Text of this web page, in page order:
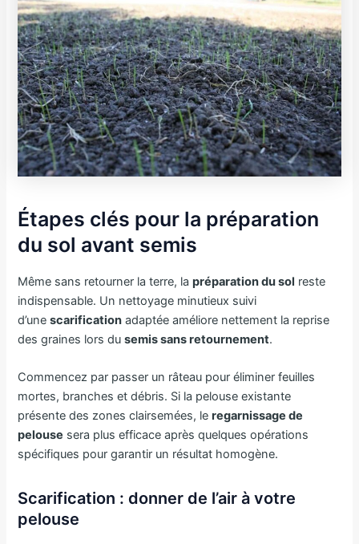
Étapes clés pour la préparation
du sol avant semis
Même sans retourner la terre, lapréparation du sol reste
indispensable. Un nettoyage minutieux suivi
d’unescarification adaptée améliore nettement la reprise
des graines lors dusemis sans retournement.
Commencez par passer un râteau pour éliminer feuilles
mortes, branches et débris. Si la pelouse existante
présente des zones clairsemées, leregarnissage de
pelouse sera plus efficace après quelques opérations
spécifiques pour garantir un résultat homogène.
Scarification : donner de l’air à votre
pelouse